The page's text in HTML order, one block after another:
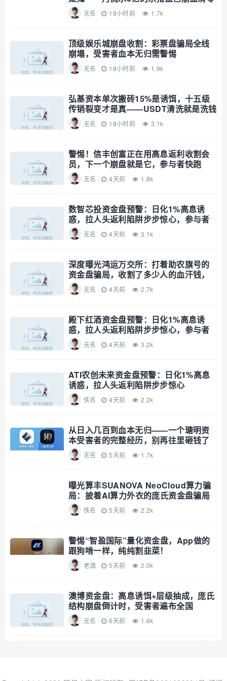
无名 18小时前 1.7k
顶级娱乐城崩盘收割：彩票盘骗局全线
崩塌，受害者血本无归需警惕
无名 18小时前 1.9k
弘基资本单次搬砖15%是诱饵，十五级
传销裂变才是真——USDT清洗就是洗钱
公告，趁资金池没爆赶紧撤
无名 18小时前 3.1k
警惕！信丰创富正在用高息返利收割会
员，下一个崩盘就是它，参与者快跑
无名 4天前 1.8k
数智芯投资金盘预警：日化1%高息诱
惑，拉人头返利陷阱步步惊心，参与者
速避无名 4天前 3.1k
深度曝光鸿运万交所：打着助农旗号的
资金盘骗局，收割了多少人的血汗钱，
远离！
无名 4天前 2.7k
殿下红酒资金盘预警：日化1%高息诱
惑，拉人头返利陷阱步步惊心，参与者
速避无名 4天前 3.2k
ATI农创未来资金盘预警：日化1%高息
诱惑，拉人头返利陷阱步步惊心
佚名 4天前 2.2k
从日入几百到血本无归——一个瑭明资
本受害者的完整经历，别再往里砸钱了
无名 5天前 1.7k
曝光算丰SUANOVA NeoCloud算力骗
局：披着AI算力外衣的庞氏资金盘骗局
佚名 5天前 2.2k
警惕“智盈国际”量化资金盘，App做的
跟狗啃一样，纯纯割韭菜！
老酒 5天前 2.0k
澳博资金盘：高息诱饵+层级抽成，庞氏
结构崩盘倒计时，受害者遍布全国
无名 6天前 1.6k